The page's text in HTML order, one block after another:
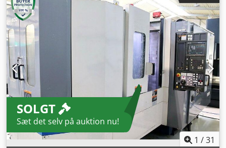
1000 mm. Beskrivelse: 4 akser. Vægt: 26 t. Opstillet areal:
3,3 x 6,5 m. Værktøjsmagasinkapacitet: 100. Værktøjsops
spændingssystem: BT50. Credjy Ehaispfx Akqef
Maskinparametre: Vandringer i X, Y, Z-akse: 1000 x 900 x
1000 mm.
SOLGT
Sæt det selv på auktion nu!
1 /31